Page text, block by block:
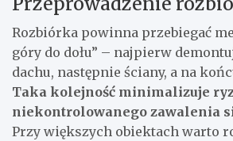
Rozbiórka powinna przebiegać
góry do dołu” – najpierw
dachu, następnie ściany, a na
Taka kolejność minimalizuje
niekontrolowanego zawalenia
Przy większych obiektach warto